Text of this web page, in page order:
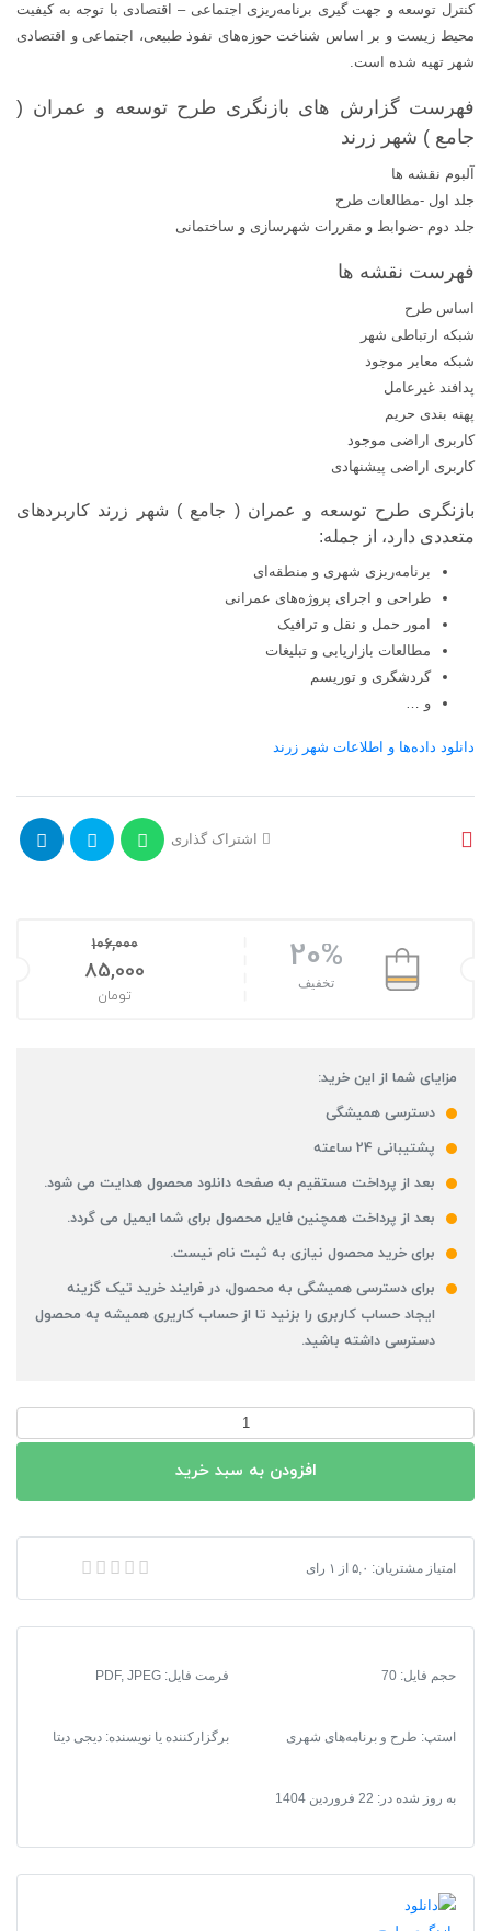
کنترل توسعه و جهت گیری برنامه‌ریزی اجتماعی – اقتصادی با توجه به کیفیت
محیط زیست و بر اساس شناخت حوزه‌های نفوذ طبیعی، اجتماعی و اقتصادی
شهر تهیه شده است.
فهرست گزارش های بازنگری طرح توسعه و عمران (
جامع ) شهر زرند
آلبوم نقشه ها
جلد اول -مطالعات طرح
جلد دوم -ضوابط و مقررات شهرسازی و ساختمانی
فهرست نقشه ها
اساس طرح
شبکه ارتباطی شهر
شبکه معابر موجود
پدافند غيرعامل
پهنه بندی حریم
کاربری اراضی موجود
کاربری اراضی پیشنهادی
بازنگری طرح توسعه و عمران ( جامع ) شهر زرند کاربردهای
متعددی دارد، از جمله:
برنامه‌ریزی شهری و منطقه‌ای
طراحی و اجرای پروژه‌های عمرانی
امور حمل و نقل و ترافیک
مطالعات بازاریابی و تبلیغات
گردشگری و توریسم
و …
دانلود داده‌ها و اطلاعات شهر زرند
اشتراک گذاری
20%
تخفیف
106,000
قیمت اصلی: 106,000تومان بود.
85,000
تومان
مزایای شما از این خرید:
دسترسی همیشگی
پشتیبانی 24 ساعته
بعد از پرداخت مستقیم به صفحه دانلود محصول هدایت می شود.
بعد از پرداخت همچنین فایل محصول برای شما ایمیل می گردد.
برای خرید محصول نیازی به ثبت نام نیست.
برای دسترسی همیشگی به محصول، در فرایند خرید تیک گزینه
ایجاد حساب کاربری را بزنید تا از حساب کاریری همیشه به محصول
دسترسی داشته باشید.
بازنگری
توسعه
جامع
)
زرند
آلبوم
افزودن به سبد خرید
دانلود بازنگری طرح توسعه و عمران ( جامع ) شهر زرند + آلبوم نقشه ها
امتیاز مشتریان: ۵,۰ از ۱ رای
حجم فایل: 70 فرمت فایل:
PDF, JPEG
استپ: طرح و برنامه‌های شهری برگزارکننده یا نویسنده: دیجی دیتا
به روز شده در: 22 فروردین 1404